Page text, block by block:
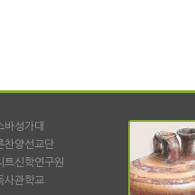
바성가대
찬양선교단
트신학연구원
사관학교